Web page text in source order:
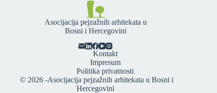
Asocijacija pejzažnih arhitekata u
Bosni i Hercegovini
Kontakt
Impresum
Politika privatnosti
© 2026 -Asocijacija pejzažnih arhitekata u Bosni i
Hercegovini